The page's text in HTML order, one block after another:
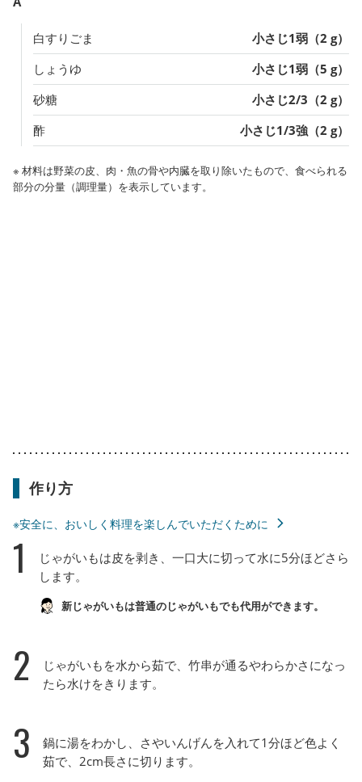
白すりごま
小さじ1弱（2 g）
しょうゆ
小さじ1弱（5 g）
砂糖
小さじ2/3（2 g）
酢
小さじ1/3強（2 g）
※ 材料は野菜の皮、肉・魚の骨や内臓を取り除いたもので、食べられる
部分の分量（調理量）を表示しています。
作り方
※安全に、おいしく料理を楽しんでいただくために
1
じゃがいもは皮を剥き、一口大に切って水に5分ほどさら
します。
新じゃがいもは普通のじゃがいもでも代用ができます。
2
じゃがいもを水から茹で、竹串が通るやわらかさになっ
たら水けをきります。
3
鍋に湯をわかし、さやいんげんを入れて1分ほど色よく
茹で、2cm長さに切ります。